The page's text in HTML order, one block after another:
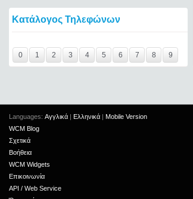
Κατάλογος Τηλεφώνων
0
1 2 3 4 5 6 7 8 9
Languages: Αγγλικά | Ελληνικά | Mobile Version
WCM Blog
Σχετικά
Βοήθεια
WCM Widgets
Επικοινωνία
API / Web Service